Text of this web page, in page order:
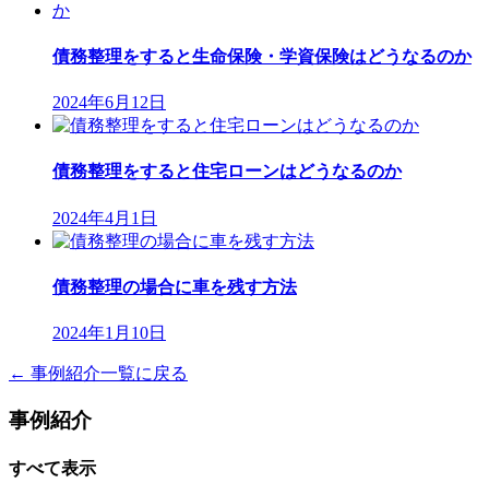
債務整理をすると生命保険・学資保険はどうなるのか
2024年6月12日
債務整理をすると住宅ローンはどうなるのか
2024年4月1日
債務整理の場合に車を残す方法
2024年1月10日
← 事例紹介一覧に戻る
事例紹介
すべて表示